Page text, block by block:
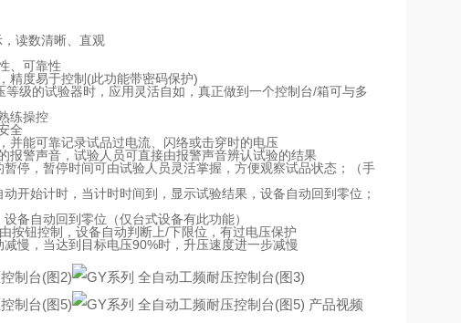
读数清晰、直观
、可靠性
精度易于控制(此功能带密码保护)
级的试验器时，应用灵活自如，真正做到一个控制台/箱可与多
练操控
全
并能可靠记录试品过电流、闪络或击穿时的电压
警声音，试验人员可直接由报警声音辨认试验的结果
停，暂停时间可由试验人员灵活掌握，方便观察试品状态；（手
开始计时，当计时时间到，显示试验结果，设备自动回到零位；
备自动回到零位（仅台式设备有此功能）
按钮控制，设备自动判断上/下限位，有过电压保护
慢，当达到目标电压90%时，升压速度进一步减慢
产品视频